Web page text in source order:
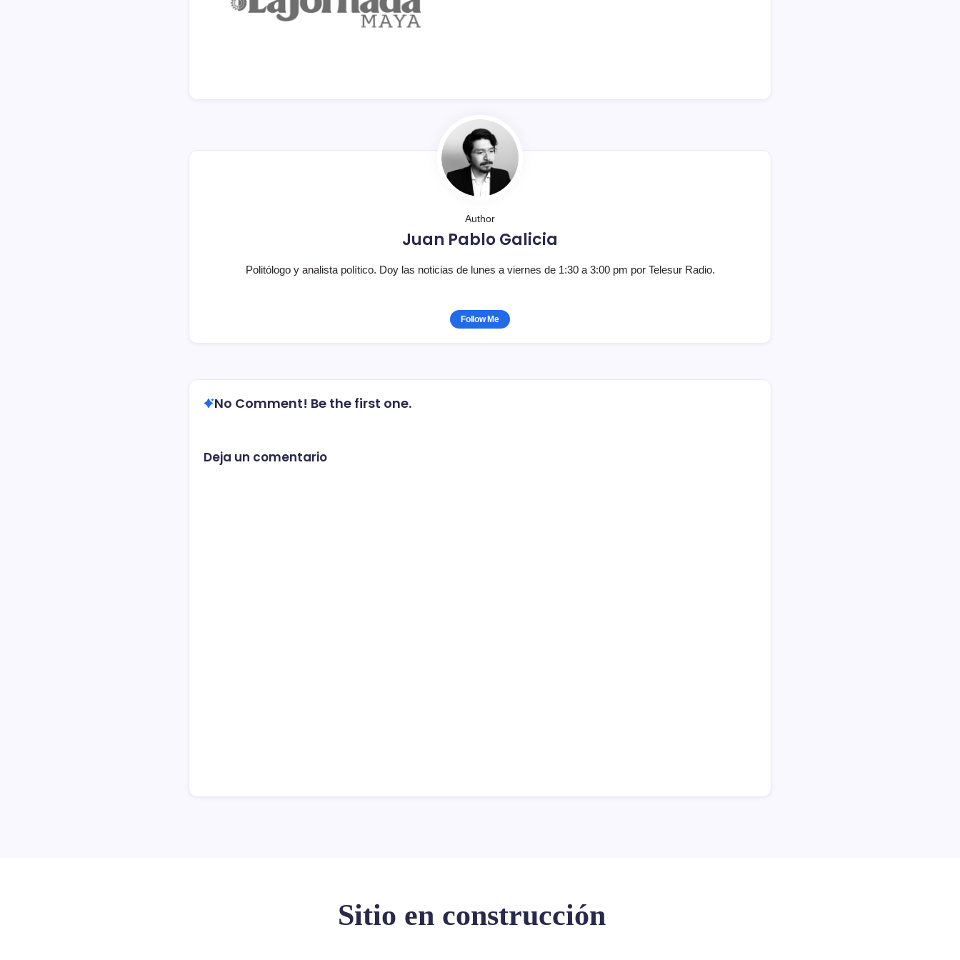
Author
Juan Pablo Galicia
Politólogo y analista político. Doy las noticias de lunes a viernes de 1:30 a 3:00 pm por Telesur Radio.
Follow Me
No Comment! Be the first one.
Deja un comentario
Sitio en construcción